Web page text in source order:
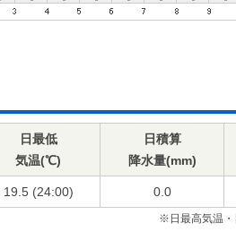
日最低
気温(℃)
日積算
降水量(mm)
19.5 (24:00) 0.0
※日最高気温・